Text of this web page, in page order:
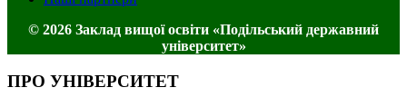
© 2026 Заклад вищої освіти «Подільський державний
університет»
ПРО УНІВЕРСИТЕТ